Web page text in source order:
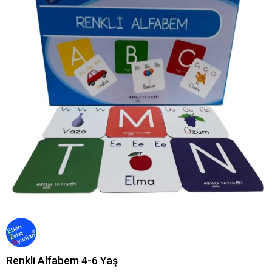
Renkli Alfabem 4-6 Yaş